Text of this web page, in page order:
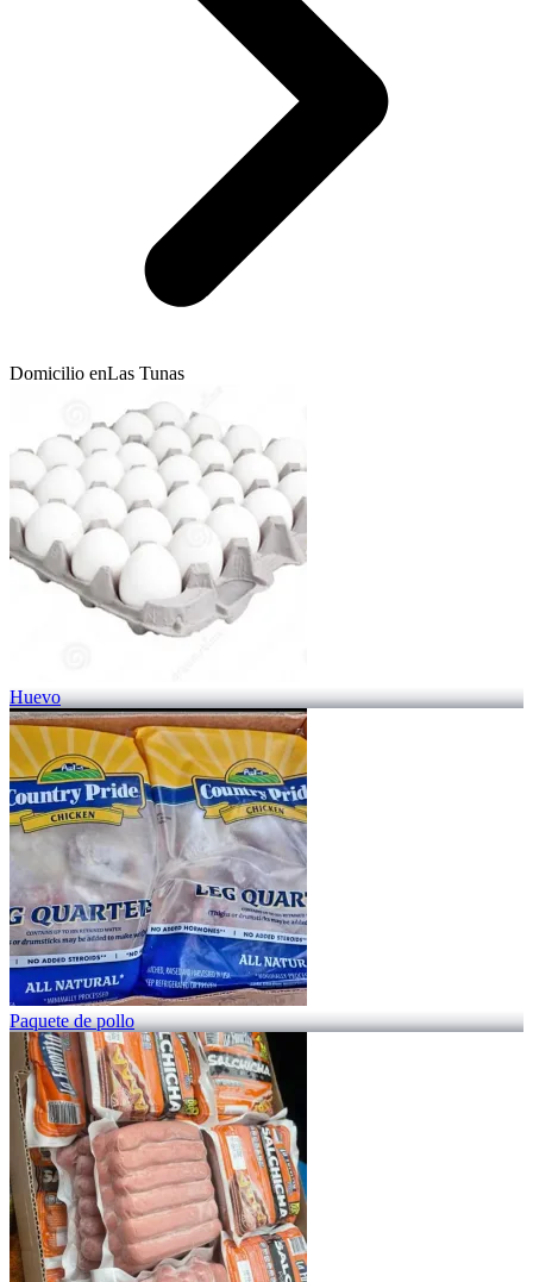
Domicilio enLas Tunas
Huevo
Paquete de pollo